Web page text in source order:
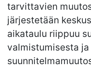
tarvittavien
järjestetään
aikataulu riippuu
valmistumisesta